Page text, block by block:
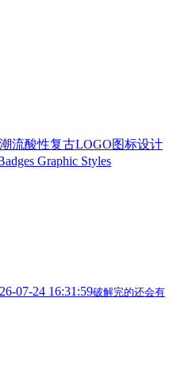
流酸性复古LOGO图标设计
Graphic Styles
07-24 16:31:59破解完的还会有